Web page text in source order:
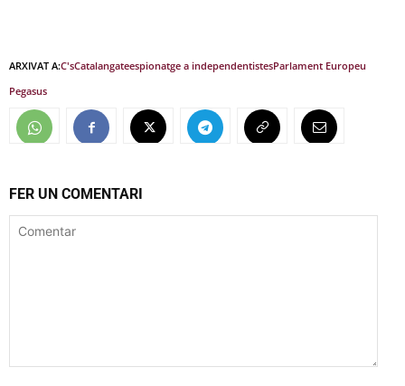
ARXIVAT A:C'sCatalangateespionatge a independentistesParlament Europeu
Pegasus
FER UN COMENTARI